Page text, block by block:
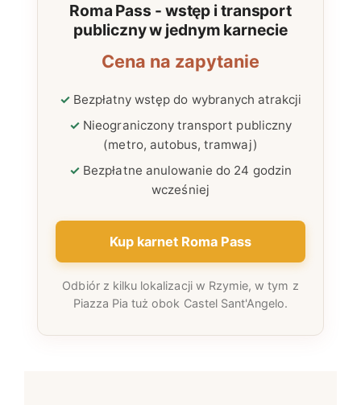
Roma Pass - wstęp i transport
publiczny w jednym karnecie
Cena na zapytanie
Bezpłatny wstęp do wybranych atrakcji
Nieograniczony transport publiczny
(metro, autobus, tramwaj)
Bezpłatne anulowanie do 24 godzin
wcześniej
Kup karnet Roma Pass
Odbiór z kilku lokalizacji w Rzymie, w tym z
Piazza Pia tuż obok Castel Sant'Angelo.